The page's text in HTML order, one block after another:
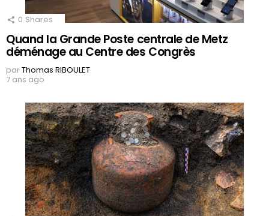
0 Shares
Quand la Grande Poste centrale de Metz
déménage au Centre des Congrès
parThomas RIBOULET
7 ans ago